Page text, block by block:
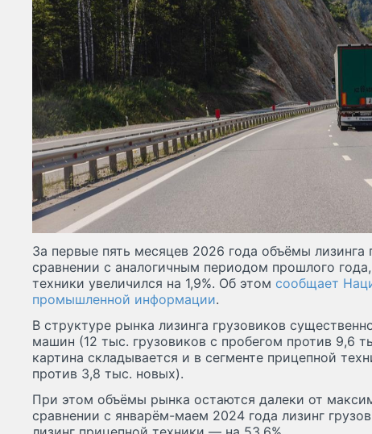
За первые пять месяцев 2026 года объёмы лизинга
сравнении с аналогичным периодом прошлого
техники увеличился на 1,9%. Об этом сообщает
промышленной информации.
В структуре рынка лизинга грузовиков
машин (12 тыс. грузовиков с пробегом против 9,6
картина складывается и в сегменте прицепной
против 3,8 тыс. новых).
При этом объёмы рынка остаются далеки от
сравнении с январём-маем 2024 года лизинг